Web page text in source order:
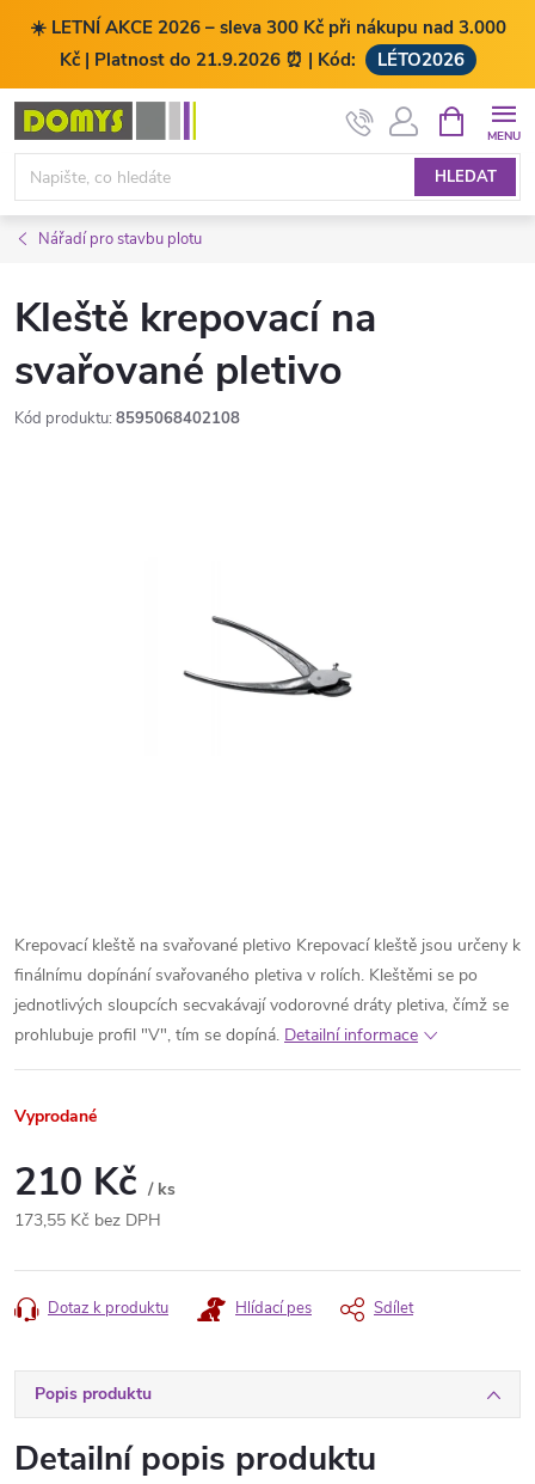
☀️ LETNÍ AKCE 2026 – sleva 300 Kč při nákupu nad 3.000
Kč | Platnost do 21.9.2026 ⏰ | Kód:
LÉTO2026
Přejít
obsah
HLEDAT
NÁKUPNÍ
KOŠÍK
Nářadí pro stavbu plotu
Kleště krepovací na
svařované pletivo
Kód produktu: 8595068402108
Krepovací kleště na svařované pletivo Krepovací kleště jsou určeny k
finálnímu dopínání svařovaného pletiva v rolích. Kleštěmi se po
jednotlivých sloupcích secvakávají vodorovné dráty pletiva, čímž se
prohlubuje profil "V", tím se dopíná. Detailní informace
Vyprodané
210 Kč / ks
173,55 Kč bez DPH
cena:
Dotaz k produktu Hlídací pes Sdílet
Popis produktu
Detailní popis produktu